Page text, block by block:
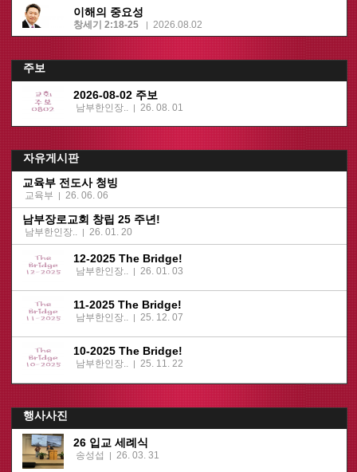
이해의 중요성
창세기 2:18-25 | 2026.08.02
주보
2026-08-02 주보
남부한인장.. | 26. 08. 01
자유게시판
교육부 전도사 청빙
교육부 | 26. 06. 06
남부장로교회 창립 25 주년!
남부한인장.. | 26. 01. 20
12-2025 The Bridge!
남부한인장.. | 26. 01. 03
11-2025 The Bridge!
남부한인장.. | 25. 12. 07
10-2025 The Bridge!
남부한인장.. | 25. 11. 22
행사사진
26 입교 세례식
송성섭 | 26. 03. 31